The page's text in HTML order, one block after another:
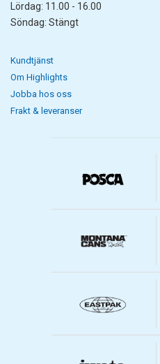
Lördag: 11.00 - 16.00
Söndag: Stängt
Kundtjänst
Om Highlights
Jobba hos oss
Frakt & leveranser